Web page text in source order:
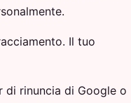
Il tuo
di rinuncia di Google o